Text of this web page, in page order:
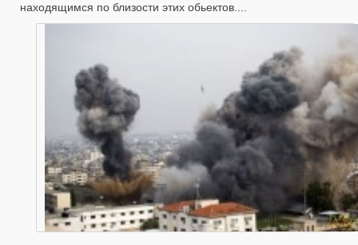
находящимся по близости этих обьектов....